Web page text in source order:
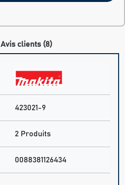
Avis clients (8)
423021-9
2 Produits
0088381126434